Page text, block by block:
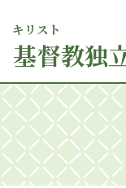
基督
キリスト
教独